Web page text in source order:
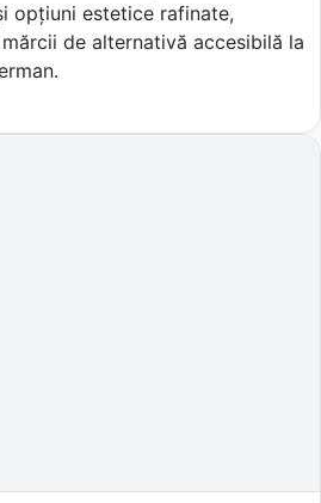
opțiuni estetice rafinate,
de alternativă accesibilă la